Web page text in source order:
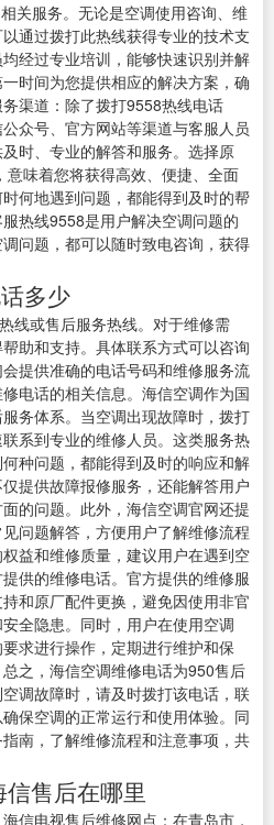
关服务。无论是空调使用咨询、维
通过拨打此热线获得专业的技术支
经过专业培训，能够快速识别并解
时间为您提供相应的解决方案，确
渠道：除了拨打9558热线电话
众号、官方网站等渠道与客服人员
时、专业的解答和服务。选择原
味着您将获得高效、便捷、全面
何地遇到问题，都能得到及时的帮
热线9558是用户解决空调问题的
问题，都可以随时致电咨询，获得
多少
线或售后服务热线。对于维修需
助和支持。具体联系方式可以咨询
提供准确的电话号码和维修服务流
电话的相关信息。海信空调作为国
务体系。当空调出现故障时，拨打
系到专业的维修人员。这类服务热
种问题，都能得到及时的响应和解
提供故障报修服务，还能解答用户
的问题。此外，海信空调官网还提
问题解答，方便用户了解维修流程
益和维修质量，建议用户在遇到空
供的维修电话。官方提供的维修服
和原厂配件更换，避免因使用非官
全隐患。同时，用户在使用空调
求进行操作，定期进行维护和保
之，海信空调维修电话为950售后
调故障时，请及时拨打该电话，联
保空调的正常运行和使用体验。同
南，了解维修流程和注意事项，共
售后在哪里
信电视售后维修网点：在青岛市，